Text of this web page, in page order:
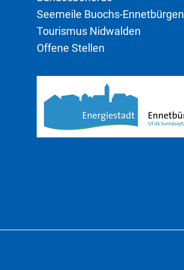
Seemeile Buochs-Ennetbürgen
Tourismus Nidwalden
Offene Stellen